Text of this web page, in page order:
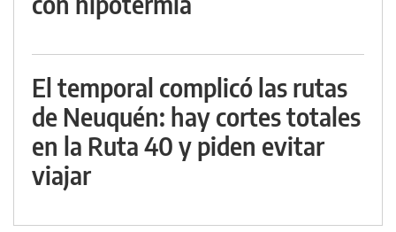
El temporal complicó las rutas
de Neuquén: hay cortes totales
en la Ruta 40 y piden evitar
viajar